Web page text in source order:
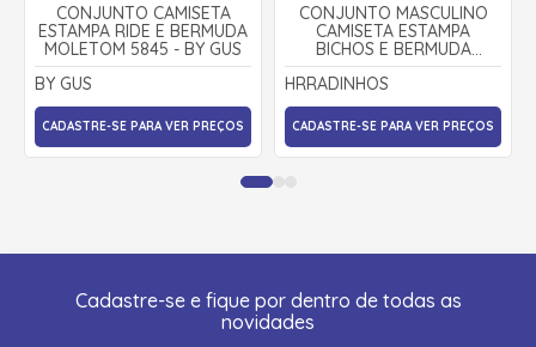
CONJUNTO CAMISETA
ESTAMPA RIDE E BERMUDA
MOLETOM 5845 - BY GUS
BY GUS
CADASTRE-SE PARA VER PREÇOS
CONJUNTO MASCULINO
CAMISETA ESTAMPA
BICHOS E BERMUDA
MOLETINHO 15136 -
HRRADINHOS
HRRADINHOS
CADASTRE-SE PARA VER PREÇOS
Cadastre-se e fique por dentro de todas as
novidades